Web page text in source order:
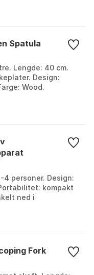
Spatula
Lengde: 40 cm.
Design:
Wood.
4 personer. Design:
kompakt
ned i
ja. Fa...
Fork